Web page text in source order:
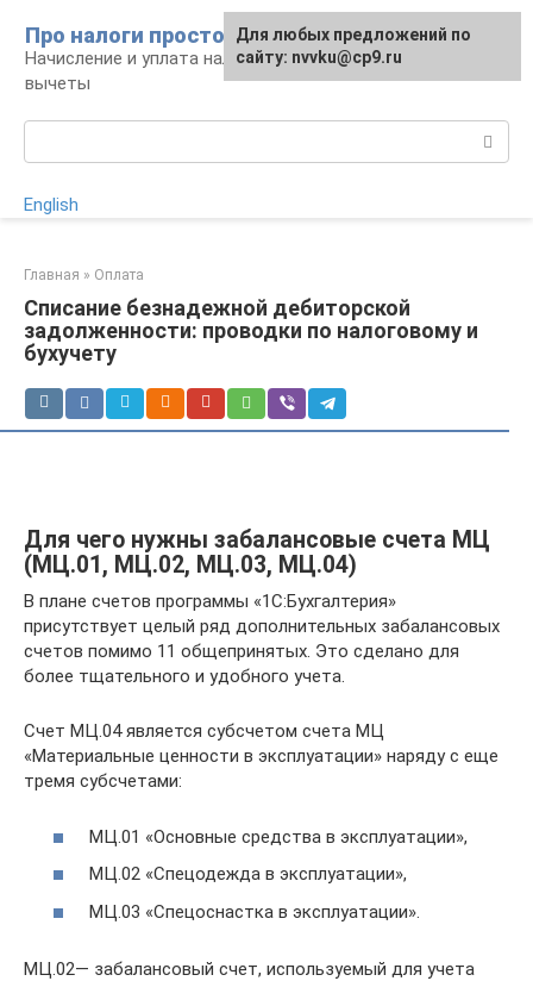
контенту
Про налоги просто
Начисление и уплата налогов, налоговые
вычеты
English
Главная » Оплата
​Списание безнадежной дебиторской
задолженности: проводки по налоговому и
бухучету
Для чего нужны забалансовые счета МЦ
(МЦ.01, МЦ.02, МЦ.03, МЦ.04)
В плане счетов программы «1С:Бухгалтерия»
присутствует целый ряд дополнительных забалансовых
счетов помимо 11 общепринятых. Это сделано для
более тщательного и удобного учета.
Счет МЦ.04 является субсчетом счета МЦ
«Материальные ценности в эксплуатации» наряду с еще
тремя субсчетами:
МЦ.01 «Основные средства в эксплуатации»,
МЦ.02 «Спецодежда в эксплуатации»,
МЦ.03 «Спецоснастка в эксплуатации».
МЦ.02— забалансовый счет, используемый для учета
Для любых предложений по
сайту: nvvku@cp9.ru